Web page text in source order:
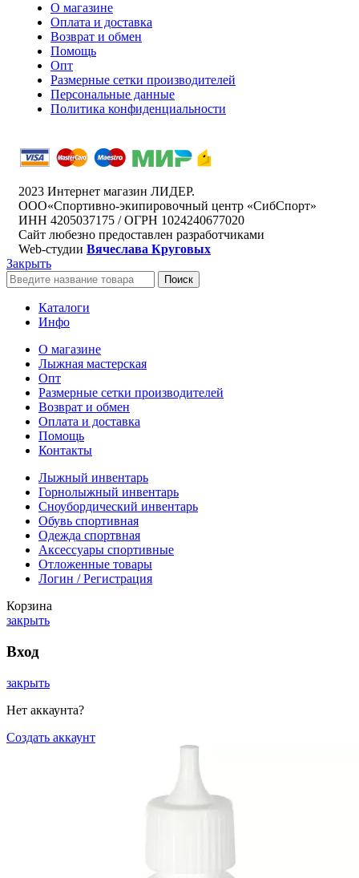
О магазине
Оплата и доставка
Возврат и обмен
Помощь
Опт
Размерные сетки производителей
Персональные данные
Политика конфиденциальности
2023 Интернет магазин ЛИДЕР.
ООО«Спортивно-экипировочный центр «СибСпорт»
ИНН 4205037175 / ОГРН 1024240677020
Сайт любезно предоставлен разработчиками
Web-студии Вячеслава Круговых
Закрыть
Поиск
Каталоги
Инфо
О магазине
Лыжная мастерская
Опт
Размерные сетки производителей
Возврат и обмен
Оплата и доставка
Помощь
Контакты
Лыжный инвентарь
Горнолыжный инвентарь
Сноубордический инвентарь
Обувь спортивная
Одежда спортвная
Аксессуары спортивные
Отложенные товары
Логин / Регистрация
Корзина
закрыть
Вход
закрыть
Нет аккаунта?
Создать аккаунт